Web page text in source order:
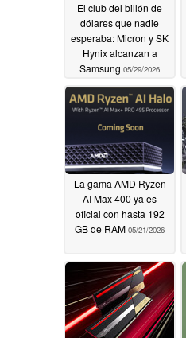
El club del billón de
dólares que nadie
esperaba: Micron y SK
Hynix alcanzan a
Samsung 05/29/2026
La gama AMD Ryzen
AI Max 400 ya es
oficial con hasta 192
GB de RAM 05/21/2026